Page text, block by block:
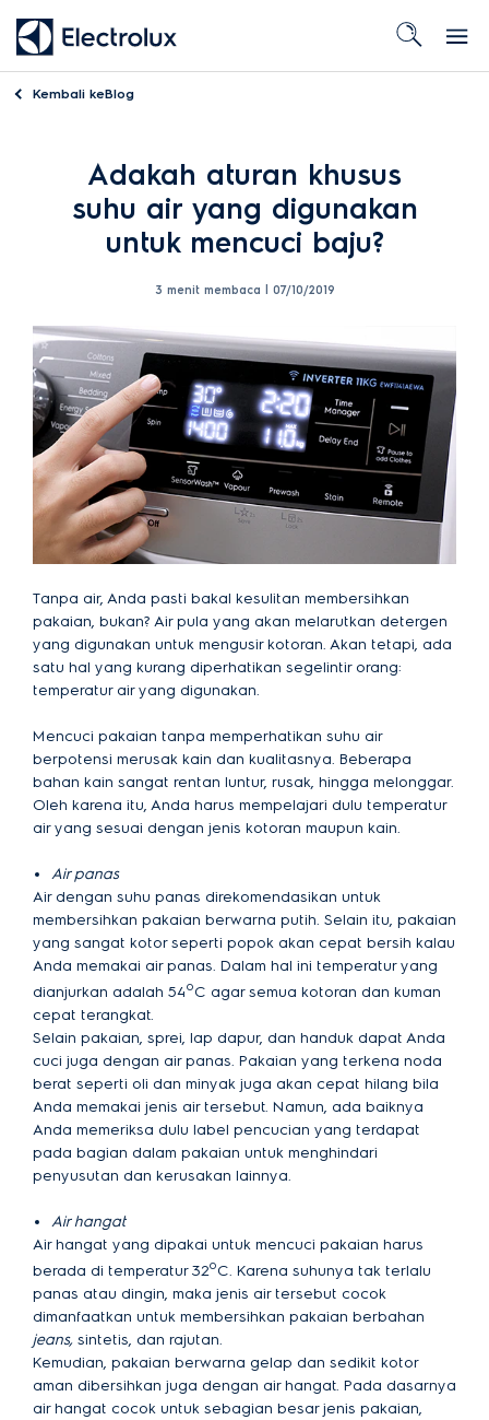
Kembali keBlog
Adakah aturan khusus
suhu air yang digunakan
untuk mencuci baju?
3 menit membaca | 07/10/2019
Tanpa air, Anda pasti bakal kesulitan membersihkan
pakaian, bukan? Air pula yang akan melarutkan detergen
yang digunakan untuk mengusir kotoran. Akan tetapi, ada
satu hal yang kurang diperhatikan segelintir orang:
temperatur air yang digunakan.
Mencuci pakaian tanpa memperhatikan suhu air
berpotensi merusak kain dan kualitasnya. Beberapa
bahan kain sangat rentan luntur, rusak, hingga melonggar.
Oleh karena itu, Anda harus mempelajari dulu temperatur
air yang sesuai dengan jenis kotoran maupun kain.
Air panas
Air dengan suhu panas direkomendasikan untuk
membersihkan pakaian berwarna putih. Selain itu, pakaian
yang sangat kotor seperti popok akan cepat bersih kalau
Anda memakai air panas. Dalam hal ini temperatur yang
dianjurkan adalah 54oC agar semua kotoran dan kuman
cepat terangkat.
Selain pakaian, sprei, lap dapur, dan handuk dapat Anda
cuci juga dengan air panas. Pakaian yang terkena noda
berat seperti oli dan minyak juga akan cepat hilang bila
Anda memakai jenis air tersebut. Namun, ada baiknya
Anda memeriksa dulu label pencucian yang terdapat
pada bagian dalam pakaian untuk menghindari
penyusutan dan kerusakan lainnya.
Air hangat
Air hangat yang dipakai untuk mencuci pakaian harus
berada di temperatur 32oC. Karena suhunya tak terlalu
panas atau dingin, maka jenis air tersebut cocok
dimanfaatkan untuk membersihkan pakaian berbahan
jeans, sintetis, dan rajutan.
Kemudian, pakaian berwarna gelap dan sedikit kotor
aman dibersihkan juga dengan air hangat. Pada dasarnya
air hangat cocok untuk sebagian besar jenis pakaian,